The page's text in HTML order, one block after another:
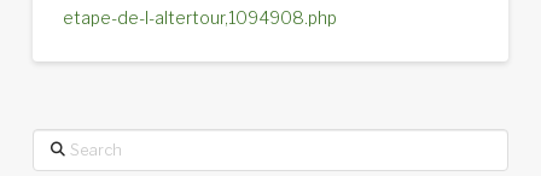
etape-de-l-altertour,1094908.php
Search